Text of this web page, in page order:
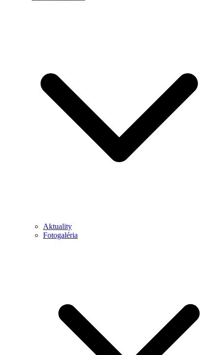
Aktuality
Fotogaléria